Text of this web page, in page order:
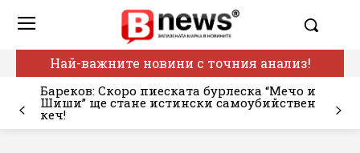
Най-важните новини с точния анализ!
Бареков: Скоро пиеската бурлеска “Мечо и
Шиши” ще стане истински самоубийствен
кеч!